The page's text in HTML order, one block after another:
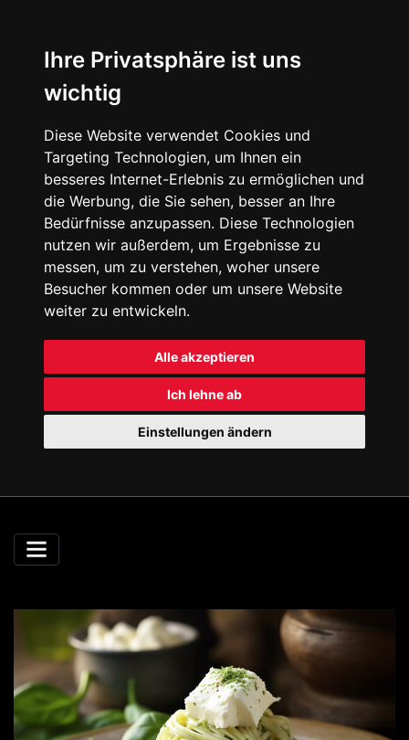
Ihre Privatsphäre ist uns
wichtig
Diese Website verwendet Cookies und
Targeting Technologien, um Ihnen ein
besseres Internet-Erlebnis zu ermöglichen und
die Werbung, die Sie sehen, besser an Ihre
Bedürfnisse anzupassen. Diese Technologien
nutzen wir außerdem, um Ergebnisse zu
messen, um zu verstehen, woher unsere
Besucher kommen oder um unsere Website
weiter zu entwickeln.
Alle akzeptieren
Ich lehne ab
Einstellungen ändern